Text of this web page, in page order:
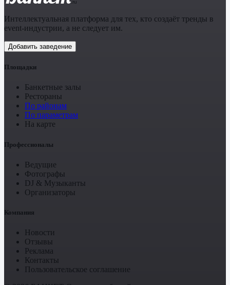
.ru
Интеллектуальная платформа для тех, кто создаёт тренды в
event-индустрии, а не следует им.
Добавить заведение
Площадки
Банкетные залы
Рестораны
По районам
По параметрам
На карте
Профессионалы
Ведущие
Фотографы
DJ & Музыканты
Организаторы
Компания
Новости
Отзывы
Реклама
Контакты
Пользовательское соглашение